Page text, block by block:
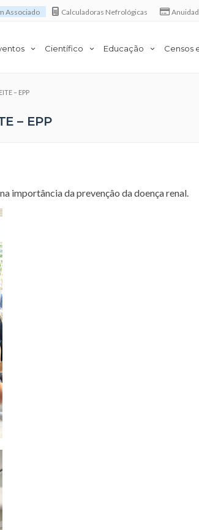
Associado Calculadoras Nefrológicas
Científico Educação Censos
– EPP
– EPP
importância da prevençâo da doença renal.